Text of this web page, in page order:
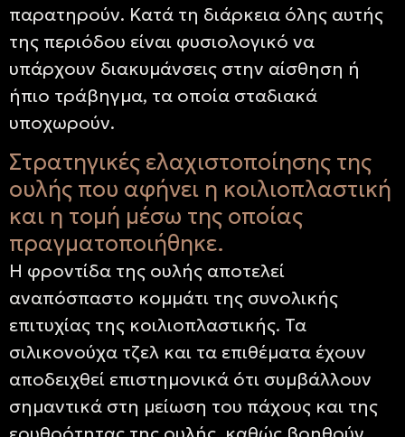
παρατηρούν. Κατά τη διάρκεια όλης αυτής
της περιόδου είναι φυσιολογικό να
υπάρχουν διακυμάνσεις στην αίσθηση ή
ήπιο τράβηγμα, τα οποία σταδιακά
υποχωρούν.
Στρατηγικές ελαχιστοποίησης της
ουλής που αφήνει η κοιλιοπλαστική
και η τομή μέσω της οποίας
πραγματοποιήθηκε.
Η φροντίδα της ουλής αποτελεί
αναπόσπαστο κομμάτι της συνολικής
επιτυχίας της κοιλιοπλαστικής. Τα
σιλικονούχα τζελ και τα επιθέματα έχουν
αποδειχθεί επιστημονικά ότι συμβάλλουν
σημαντικά στη μείωση του πάχους και της